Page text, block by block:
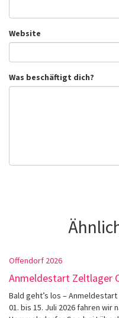
Website
Was beschäftigt dich?
Offendorf 2026
Anmeldestart Zeltlager
Bald geht’s los – Anmeldestart
01. bis 15. Juli 2026 fahren wir